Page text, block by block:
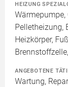
HEIZUNG
Wärmepumpe,
Pelletheizung,
Heizkörper,
ANGEBOTENE
Wartung,